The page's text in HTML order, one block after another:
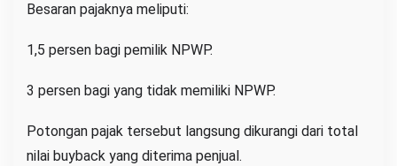
Besaran pajaknya meliputi:
1,5 persen bagi pemilik NPWP.
3 persen bagi yang tidak memiliki NPWP.
Potongan pajak tersebut langsung dikurangi dari total
nilai buyback yang diterima penjual.